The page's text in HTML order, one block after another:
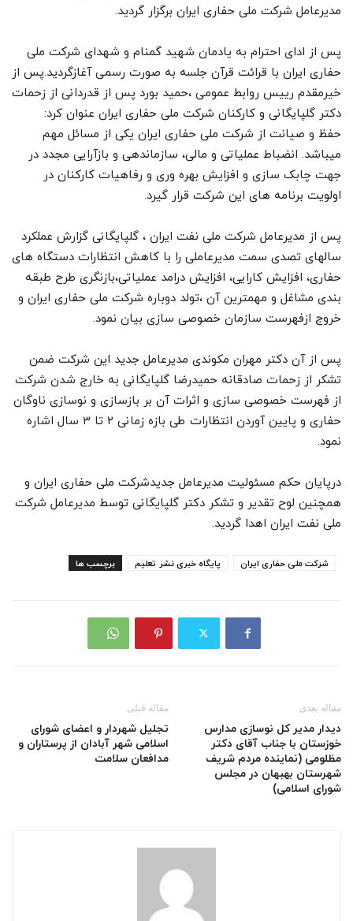
مدیرعامل شرکت ملی حفاری ایران برگزار گردید.
پس از ادای احترام به یادمان شهید گمنام و شهدای شرکت ملی
حفاری ایران با قرائت قرآن جلسه به صورت رسمی آغازگردید.پس از
خیرمقدم رییس روابط عمومی ،حمید بورد پس از قدردانی از زحمات
دکتر گلپایگانی و کارکنان شرکت ملی حفاری ایران عنوان کرد:
حفظ و صیانت از شرکت ملی حفاری ایران یکی از مسائل مهم
میباشد. انضباط عملیاتی و مالی، سازماندهی و بازآرایی مجدد در
جهت چابک سازی و افزایش بهره وری و رفاهیات کارکنان در
اولویت برنامه های این شرکت قرار گیرد.
پس از مدیرعامل شرکت ملی نفت ایران ، گلپایگانی گزارش عملکرد
سالهای تصدی سمت مدیرعاملی را با کاهش انتظارات دستگاه های
حفاری، افزایش کارایی، افزایش درامد عملیاتی،بازنگری طرح طبقه
بندی مشاغل و مهمترین آن ،تولد دوباره شرکت ملی حفاری ایران و
خروج ازفهرست سازمان خصوصی سازی بیان نمود.
پس از آن دکتر مهران مکوندی مدیرعامل جدید این شرکت ضمن
تشکر از زحمات صادقانه حمیدرضا گلپایگانی به خارج شدن شرکت
از فهرست خصوصی سازی و اثرات آن بر بازسازی و نوسازی ناوگان
حفاری و پایین آوردن انتظارات طی بازه زمانی ۲ تا ۳ سال اشاره
نمود.
درپایان حکم مسئولیت مدیرعامل جدیدشرکت ملی حفاری ایران و
همچنین لوح تقدیر و تشکر دکتر گلپایگانی توسط مدیرعامل شرکت
ملی نفت ایران اهدا گردید.
برچسب ها پایگاه خبری نشر تعلیم شرکت ملی حفاری ایران
مقاله قبلی
تجلیل شهردار و اعضای شورای
اسلامی شهر آبادان از پرستاران و
مدافعان سلامت
مقاله بعدی
دیدار مدیر کل نوسازی مدارس
خوزستان با جناب آقای دکتر
مظلومی (نماینده مردم شریف
شهرستان بهبهان در مجلس
شورای اسلامی)